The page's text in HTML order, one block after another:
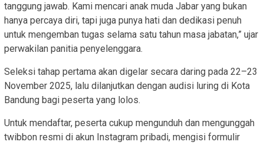
tanggung jawab. Kami mencari anak muda Jabar yang bukan
hanya percaya diri, tapi juga punya hati dan dedikasi penuh
untuk mengemban tugas selama satu tahun masa jabatan,” ujar
perwakilan panitia penyelenggara.
Seleksi tahap pertama akan digelar secara daring pada 22–23
November 2025, lalu dilanjutkan dengan audisi luring di Kota
Bandung bagi peserta yang lolos.
Untuk mendaftar, peserta cukup mengunduh dan mengunggah
twibbon resmi di akun Instagram pribadi, mengisi formulir